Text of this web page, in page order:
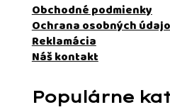
Obchodné podmienky
Ochrana osobných
Reklamácia
Náš kontakt
Populárne